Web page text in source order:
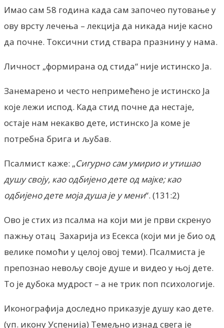
Имао сам 58 година када сам започео путовање у
ову врсту лечења – лекција да никада није касно
да почне. Токсични стид ствара празнину у нама.
Личност „формирана од стида“ није истинско Ја.
Занемарено и често непримећено је истинско Ја
које лежи испод. Када стид почне да нестаје,
остаје нам некакво дете, истинско Ја коме је
потребна брига и љубав.
Псалмист каже: „Сигурно сам умирио и утишао
душу своју, као одбијено дете од мајке; као
одбијено дете моја душа је у мени“. (131:2)
Ово је стих из псалма на који ми је први скренуо
пажњу отац Захарија из Есекса (који ми је био од
велике помоћи у целој овој теми). Псалмиста је
препознао невољу своје душе и видео у њој дете.
То је дубока мудрост – а не трик поп психологије.
Иконографија доследно приказује душу као дете.
(уп. икону Успенија) Темељно изнад свега је